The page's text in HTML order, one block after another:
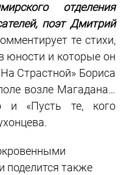
отделения
поэт Дмитрий
те стихи,
юности и которые он
Страстной» Бориса
возле Магадана…
и «Пусть те, кого
поделится также